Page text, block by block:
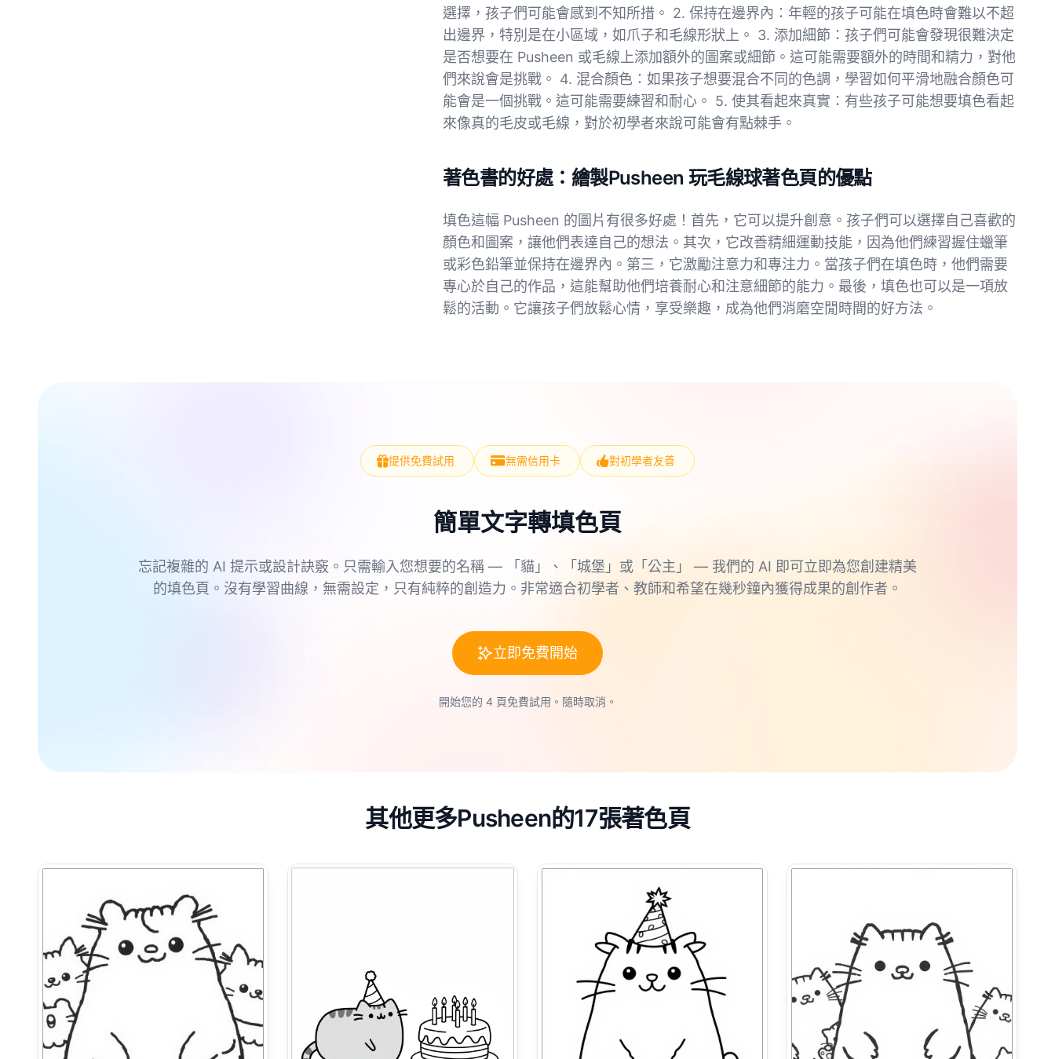
選擇，孩子們可能會感到不知所措。 2. 保持在邊界內：年輕的孩子可能在填色時會難以不超
出邊界，特別是在小區域，如爪子和毛線形狀上。 3. 添加細節：孩子們可能會發現很難決定
是否想要在 Pusheen 或毛線上添加額外的圖案或細節。這可能需要額外的時間和精力，對他
們來說會是挑戰。 4. 混合顏色：如果孩子想要混合不同的色調，學習如何平滑地融合顏色可
能會是一個挑戰。這可能需要練習和耐心。 5. 使其看起來真實：有些孩子可能想要填色看起
來像真的毛皮或毛線，對於初學者來說可能會有點棘手。
著色書的好處：繪製Pusheen 玩毛線球著色頁的優點
填色這幅 Pusheen 的圖片有很多好處！首先，它可以提升創意。孩子們可以選擇自己喜歡的
顏色和圖案，讓他們表達自己的想法。其次，它改善精細運動技能，因為他們練習握住蠟筆
或彩色鉛筆並保持在邊界內。第三，它激勵注意力和專注力。當孩子們在填色時，他們需要
專心於自己的作品，這能幫助他們培養耐心和注意細節的能力。最後，填色也可以是一項放
鬆的活動。它讓孩子們放鬆心情，享受樂趣，成為他們消磨空閒時間的好方法。
提供免費試用 無需信用卡 對初學者友善
簡單文字轉填色頁
忘記複雜的 AI 提示或設計訣竅。只需輸入您想要的名稱 — 「貓」、「城堡」或「公主」 — 我們的 AI 即可立即為您創建精美
的填色頁。沒有學習曲線，無需設定，只有純粹的創造力。非常適合初學者、教師和希望在幾秒鐘內獲得成果的創作者。
立即免費開始
開始您的 4 頁免費試用。隨時取消。
其他更多Pusheen的17張著色頁